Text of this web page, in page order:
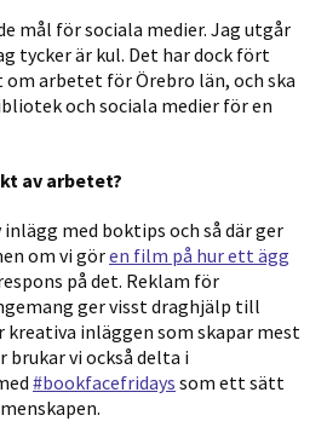
mål för sociala medier. Jag utgår
tycker är kul. Det har dock fört
arbetet för Örebro län, och ska
och sociala medier för en
av arbetet?
med boktips och så där ger
om vi gören film på hur ett ägg
på det. Reklam för
ger visst draghjälp till
kreativa inläggen som skapar mest
vi också delta i
#bookfacefridays som ett sätt